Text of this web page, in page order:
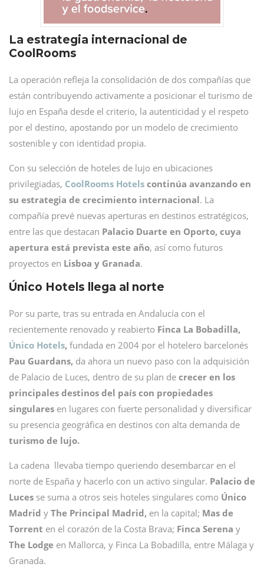
La estrategia internacional de
CoolRooms
La operación refleja la consolidación de dos compañías que
están contribuyendo activamente a posicionar el turismo de
lujo en España desde el criterio, la autenticidad y el respeto
por el destino, apostando por un modelo de crecimiento
sostenible y con identidad propia.
Con su selección de hoteles de lujo en ubicaciones
privilegiadas, CoolRooms Hotels continúa avanzando en
su estrategia de crecimiento internacional. La
compañía prevé nuevas aperturas en destinos estratégicos,
entre las que destacan Palacio Duarte en Oporto, cuya
apertura está prevista este año, así como futuros
proyectos en Lisboa y Granada.
Único Hotels llega al norte
Por su parte, tras su entrada en Andalucía con el
recientemente renovado y reabierto Finca La Bobadilla,
Único Hotels, fundada en 2004 por el hotelero barcelonés
Pau Guardans, da ahora un nuevo paso con la adquisición
de Palacio de Luces, dentro de su plan de crecer en los
principales destinos del país con propiedades
singulares en lugares con fuerte personalidad y diversificar
su presencia geográfica en destinos con alta demanda de
turismo de lujo.
La cadena llevaba tiempo queriendo desembarcar en el
norte de España y hacerlo con un activo singular. Palacio de
Luces se suma a otros seis hoteles singulares como Único
Madrid y The Principal Madrid, en la capital; Mas de
Torrent en el corazón de la Costa Brava; Finca Serena y
The Lodge en Mallorca, y Finca La Bobadilla, entre Málaga y
Granada.